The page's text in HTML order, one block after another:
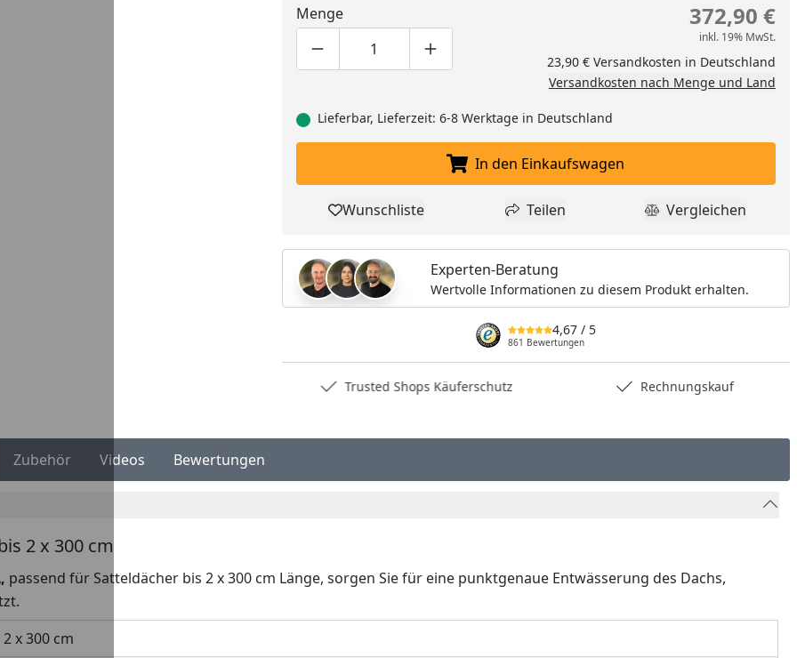
Menge
Produktmenge um eins verringern
Produktmenge manuell eingeben
Produktmenge um eins erhöhen
372,90 €
inkl. 19% MwSt.
23,90 € Versandkosten in Deutschland
Versandkosten nach Menge und Land
Lieferbar, Lieferzeit: 6-8 Werktage in Deutschland
In den Einkaufswagen legen
In den Einkaufswagen
Produkt zur Wunschliste hinzufügen
Wunschliste Teilen
Teilen Produkt
Vergleichen
Experten-Beratung
Wertvolle Informationen zu diesem Produkt erhalten.
4,67 / 5
861 Bewertungen
Trusted Shops Käuferschutz Rechnungskauf
Zubehör Videos Bewertungen
2 x 300 cm
passend für Satteldächer bis 2 x 300 cm Länge, sorgen Sie für eine punktgenaue Entwässerung des Dachs,
2 x 300 cm